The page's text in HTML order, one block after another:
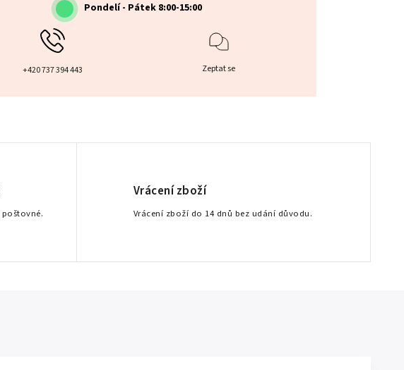
Pondelí - Pátek 8:00-15:00
+420 737 394 443 Zeptat se
Vrácení zboží
Vrácení zboží do 14 dnů bez udání důvodu.